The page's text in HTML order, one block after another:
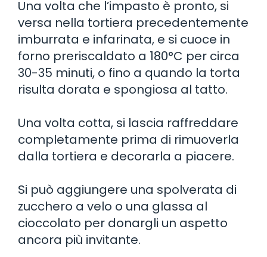
Una volta che l’impasto è pronto, si
versa nella tortiera precedentemente
imburrata e infarinata, e si cuoce in
forno preriscaldato a 180°C per circa
30-35 minuti, o fino a quando la torta
risulta dorata e spongiosa al tatto.
Una volta cotta, si lascia raffreddare
completamente prima di rimuoverla
dalla tortiera e decorarla a piacere.
Si può aggiungere una spolverata di
zucchero a velo o una glassa al
cioccolato per donargli un aspetto
ancora più invitante.